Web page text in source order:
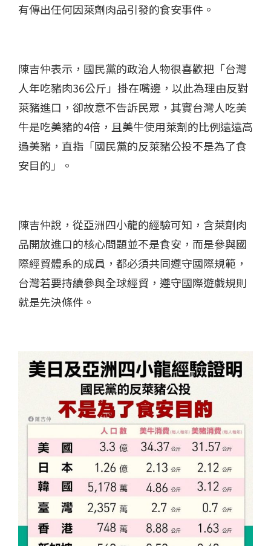
有傳出任何因萊劑肉品引發的食安事件。
陳吉仲表示，國民黨的政治人物很喜歡把「台灣
人年吃豬肉36公斤」掛在嘴邊，以此為理由反對
萊豬進口，卻故意不告訴民眾，其實台灣人吃美
牛是吃美豬的4倍，且美牛使用萊劑的比例遠遠高
過美豬，直指「國民黨的反萊豬公投不是為了食
安目的」。
陳吉仲說，從亞洲四小龍的經驗可知，含萊劑肉
品開放進口的核心問題並不是食安，而是參與國
際經貿體系的成員，都必須共同遵守國際規範，
台灣若要持續參與全球經貿，遵守國際遊戲規則
就是先決條件。